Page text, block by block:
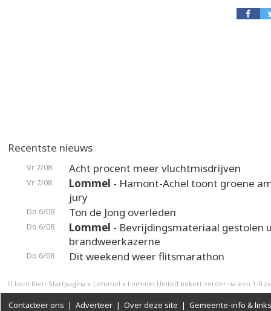
Recentste nieuws
Vr 7/08 Acht procent meer vluchtmisdrijven
Vr 7/08 Lommel - Hamont-Achel toont groene
jury
Do 6/08 Ton de Jong overleden
Do 6/08 Lommel - Bevrijdingsmateriaal gestolen
brandweerkazerne
Do 6/08 Dit weekend weer flitsmarathon
U bent hier: Startpagina » Lommel » Lommel United bekert verder na een 3-0
Contacteer ons | Adverteer | Over deze site | Gemeente-info & links